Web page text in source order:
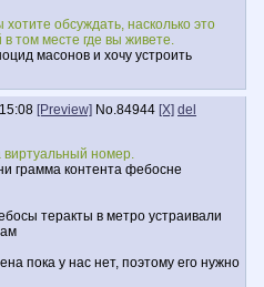
хотите обсуждать, насколько это
в том месте где вы живете.
масонов и хочу устроить
[Preview] No.84944 [X] del
виртуальный номер.
грамма контента фебосне
теракты в метро устраивали
пока у нас нет, поэтому его нужно